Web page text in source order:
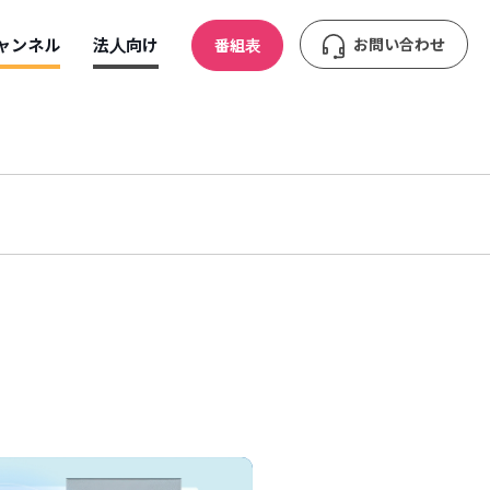
ンネル 法人向け 番組表 お問い合わせ